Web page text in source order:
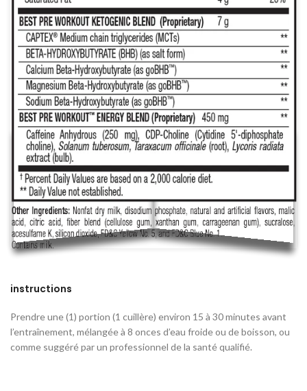
instructions
Prendre une (1) portion (1 cuillère) environ 15 à 30 minutes avant
l’entraînement, mélangée à 8 onces d’eau froide ou de boisson, ou
comme suggéré par un professionnel de la santé qualifié.